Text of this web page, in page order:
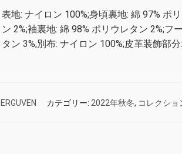
表地: ナイロン 100%;身頃裏地: 綿 97% ポ
ン 2%;袖裏地: 綿 98% ポリウレタン 2%;フ
タン 3%;別布: ナイロン 100%;皮革装飾部
カテゴリー: 2022年秋冬, コレクショ